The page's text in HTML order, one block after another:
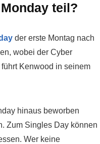
teil?
der erste Montag nach
wobei der Cyber
Kenwood in seinem
hinaus beworben
Zum Singles Day können
Wer keine